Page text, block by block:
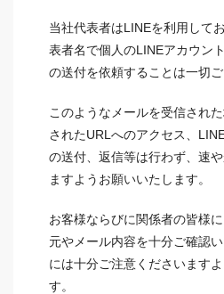
当社代表者はLINEを利用して
表者名で個人のLINEアカウン
の送付を依頼することは一切ご
このようなメールを受信され
されたURLへのアクセス、
の送付、返信等は行わず、速
ますようお願いいたします。
お客様ならびに関係者の皆様
元やメール内容を十分ご確認
には十分ご注意くださいます
す。